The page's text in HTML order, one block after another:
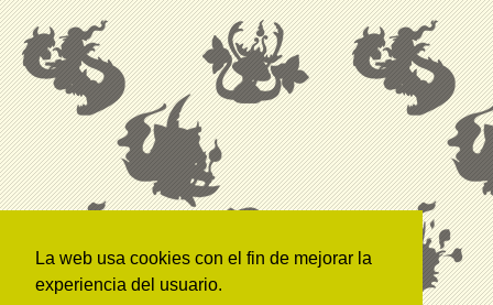
La web usa cookies con el fin de mejorar la
experiencia del usuario.